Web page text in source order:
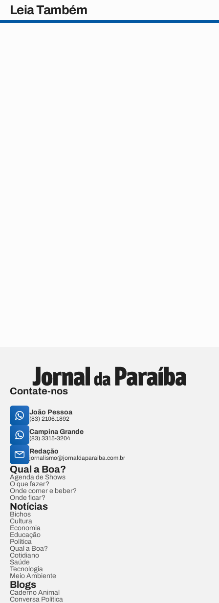
Leia Também
Contate-nos
João Pessoa
(83) 2106.1892
Campina Grande
(83) 3315-3204
Redação
jornalismo@jornaldaparaiba.com.br
Qual a Boa?
Agenda de Shows
O que fazer?
Onde comer e beber?
Onde ficar?
Notícias
Bichos
Cultura
Economia
Educação
Política
Qual a Boa?
Cotidiano
Saúde
Tecnologia
Meio Ambiente
Blogs
Caderno Animal
Conversa Política